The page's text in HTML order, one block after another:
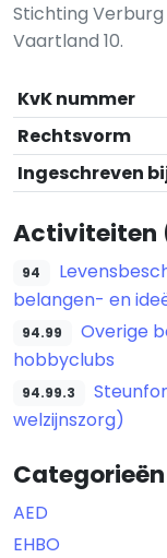
Stichting
Vaartland 10.
KvK nummer
Rechtsvorm
Ingeschreven
Activiteiten
94
belangen- en
94.99
Overige
hobbyclubs
94.99.3
welzijnszorg)
Categorieën
AED
EHBO